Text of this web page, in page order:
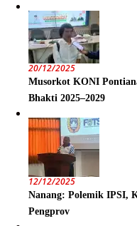
20/12/2025
Musorkot KONI
Bhakti 2025–2029
12/12/2025
Nanang: Polemik IPSI,
Pengprov